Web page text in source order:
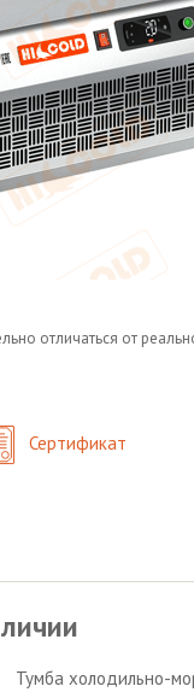
отличаться от
Сертификат
Тумба холодильно-